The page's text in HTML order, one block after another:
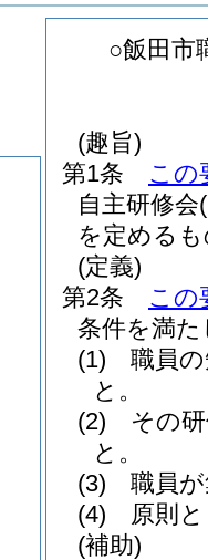
○飯田市
(趣旨)
第1条
この
自主研修会
を定める
(定義)
第2条
この
条件を満
(1)
職員
と。
(2)
その
と。
(3)
職員
(4)
原則
(補助)